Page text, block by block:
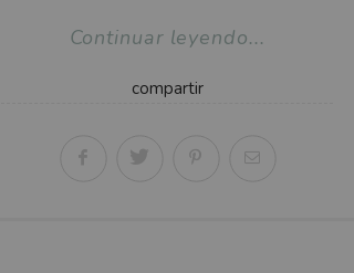
Continuar leyendo...
compartir